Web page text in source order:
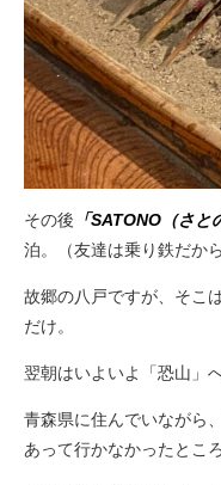
その後 「SATONO（さと
泊。（友達は乗り鉄だか
故郷の八戸ですが、そこ
だけ。
翌朝はいよいよ「恐山」へ
青森県に住んでいながら
あって行かなかったところ